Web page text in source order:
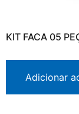
KIT FACA 05
Adicionar